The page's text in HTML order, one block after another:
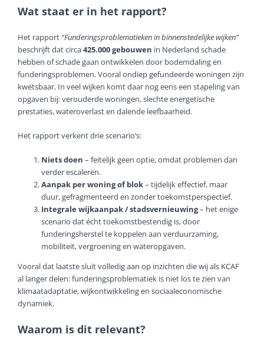
Wat staat er in het rapport?
Het rapport “Funderingsproblematieken in binnenstedelijke wijken”
beschrijft dat circa425.000 gebouwen in Nederland schade
hebben of schade gaan ontwikkelen door bodemdaling en
funderingsproblemen. Vooral ondiep gefundeerde woningen zijn
kwetsbaar. In veel wijken komt daar nog eens een stapeling van
opgaven bij: verouderde woningen, slechte energetische
prestaties, wateroverlast en dalende leefbaarheid.
Het rapport verkent drie scenario’s:
Niets doen – feitelijk geen optie, omdat problemen dan
verder escaleren.
Aanpak per woning of blok– tijdelijk effectief, maar
duur, gefragmenteerd en zonder toekomstperspectief.
Integrale wijkaanpak / stadsvernieuwing– het enige
scenario dat écht toekomstbestendig is, door
funderingsherstel te koppelen aan verduurzaming,
mobiliteit, vergroening en wateropgaven.
Vooral dat laatste sluit volledig aan op inzichten die wij als KCAF
al langer delen: funderingsproblematiek is niet los te zien van
klimaatadaptatie, wijkontwikkeling en sociaaleconomische
dynamiek.
Waarom is dit relevant?